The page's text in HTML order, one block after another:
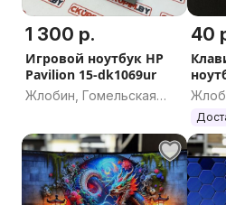
1 300 р.
Игровой ноутбук HP
Pavilion 15-dk1069ur
Жлобин, Гомельская
40